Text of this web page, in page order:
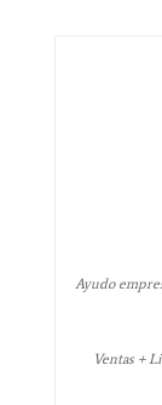
Ayudo
Ventas +